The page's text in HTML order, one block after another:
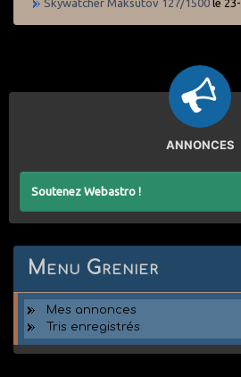
ANNONCES
Soutenez Webastro !
Menu Grenier
Mes annonces
Tris enregistrés